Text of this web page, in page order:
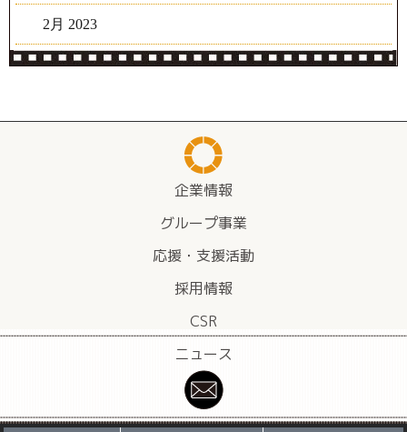
2月 2023
企業情報
グループ事業
応援・支援活動
採用情報
CSR
ニュース